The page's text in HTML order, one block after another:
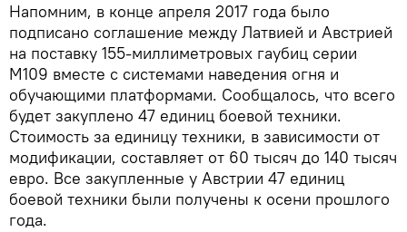
Напомним, в конце апреля 2017 года было
подписано соглашение между Латвией и Австрией
на поставку 155-миллиметровых гаубиц серии
M109 вместе с системами наведения огня и
обучающими платформами. Сообщалось, что всего
будет закуплено 47 единиц боевой техники.
Стоимость за единицу техники, в зависимости от
модификации, составляет от 60 тысяч до 140 тысяч
евро. Все закупленные у Австрии 47 единиц
боевой техники были получены к осени прошлого
года.